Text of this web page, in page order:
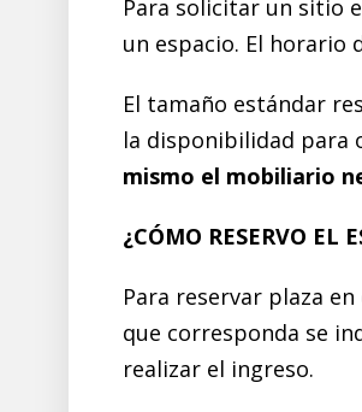
Para solicitar un sitio
un espacio. El horario
El tamaño estándar
la disponibilidad para
mismo el mobiliario
¿CÓMO RESERVO EL
Para reservar plaza
que corresponda se
realizar el ingreso.